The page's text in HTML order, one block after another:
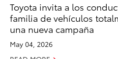
Toyota invita a los
familia de vehículos
una nueva campaña
May 04, 2026